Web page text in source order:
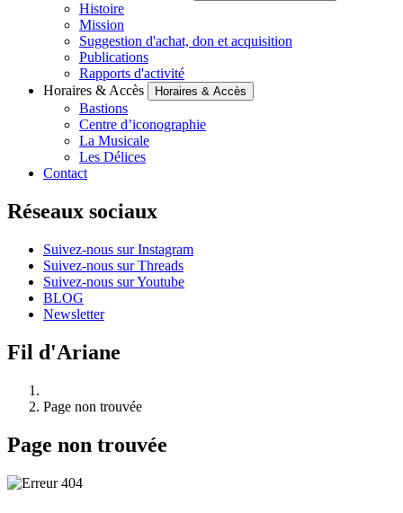
Histoire
Mission
Suggestion d'achat, don et acquisition
Publications
Rapports d'activité
Horaires & Accès
Horaires & Accès
Bastions
Centre d’iconographie
La Musicale
Les Délices
Contact
Réseaux sociaux
Suivez-nous sur Instagram
Suivez-nous sur Threads
Suivez-nous sur Youtube
BLOG
Newsletter
Fil d'Ariane
Page non trouvée
Page non trouvée